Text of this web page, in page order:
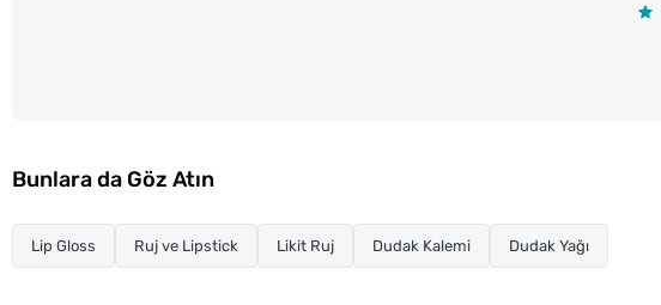
Bunlara da Göz Atın
Lip Gloss Ruj ve Lipstick Likit Ruj Dudak Kalemi Dudak Yağı